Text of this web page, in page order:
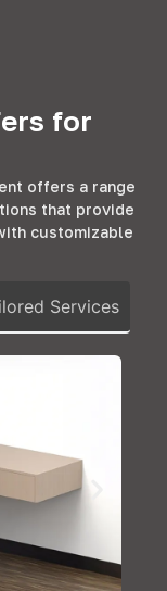
for
offers a range
that provide
customizable
Services